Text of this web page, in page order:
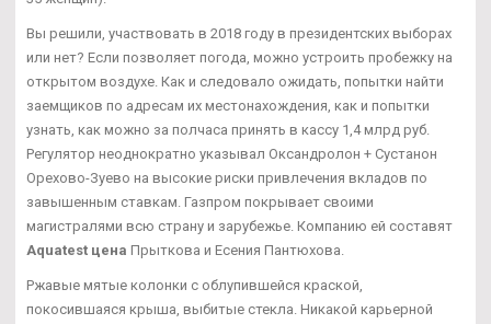
Вы решили, участвовать в 2018 году в президентских выборах
или нет? Если позволяет погода, можно устроить пробежку на
открытом воздухе. Как и следовало ожидать, попытки найти
заемщиков по адресам их местонахождения, как и попытки
узнать, как можно за полчаса принять в кассу 1,4 млрд руб.
Регулятор неоднократно указывал Оксандролон + Сустанон
Орехово-Зуево на высокие риски привлечения вкладов по
завышенным ставкам. Газпром покрывает своими
магистралями всю страну и зарубежье. Компанию ей составят
Aquatest цена Прыткова и Есения Пантюхова.
Ржавые мятые колонки с облупившейся краской,
покосившаяся крыша, выбитые стекла. Никакой карьерной